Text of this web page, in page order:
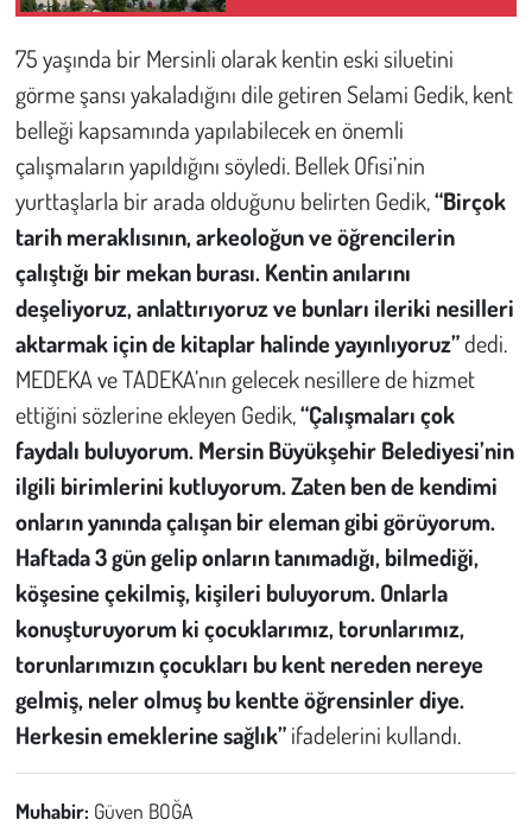
75 yaşında bir Mersinli olarak kentin eski siluetini
görme şansı yakaladığını dile getiren Selami Gedik, kent
belleği kapsamında yapılabilecek en önemli
çalışmaların yapıldığını söyledi. Bellek Ofisi’nin
yurttaşlarla bir arada olduğunu belirten Gedik,“Birçok
tarih meraklısının, arkeoloğun ve öğrencilerin
çalıştığı bir mekan burası. Kentin anılarını
deşeliyoruz, anlattırıyoruz ve bunları ileriki nesilleri
aktarmak için de kitaplar halinde yayınlıyoruz”dedi.
MEDEKA ve TADEKA’nın gelecek nesillere de hizmet
ettiğini sözlerine ekleyen Gedik,“Çalışmaları çok
faydalı buluyorum. Mersin Büyükşehir Belediyesi’nin
ilgili birimlerini kutluyorum. Zaten ben de kendimi
onların yanında çalışan bir eleman gibi görüyorum.
Haftada 3 gün gelip onların tanımadığı, bilmediği,
köşesine çekilmiş, kişileri buluyorum. Onlarla
konuşturuyorum ki çocuklarımız, torunlarımız,
torunlarımızın çocukları bu kent nereden nereye
gelmiş, neler olmuş bu kentte öğrensinler diye.
Herkesin emeklerine sağlık”ifadelerini kullandı.
Muhabir: Güven BOĞA